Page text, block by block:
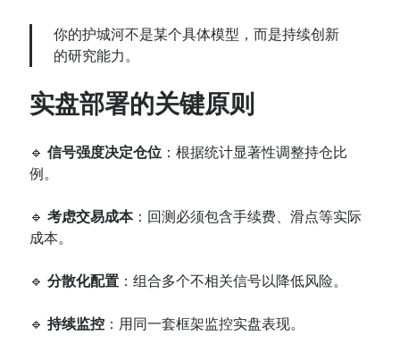
你的护城河不是某个具体模型，而是持续创新
的研究能力。
实盘部署的关键原则
🔹信号强度决定仓位 ：根据统计显著性调整持仓比
例。
🔹考虑交易成本：回测必须包含手续费、滑点等实际
成本。
🔹分散化配置 ：组合多个不相关信号以降低风险。
🔹持续监控 ：用同一套框架监控实盘表现。